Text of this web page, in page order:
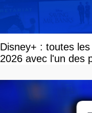
Disney+ : toutes
2026 avec l'un des